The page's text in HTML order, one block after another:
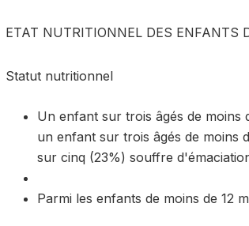
ETAT NUTRITIONNEL DES ENFANTS
Statut nutritionnel
Un enfant sur trois âgés de moins
un enfant sur trois âgés de moins
sur cinq (23%) souffre
Parmi les enfants de moins de 12